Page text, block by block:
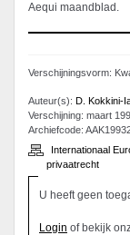
Aequi maandblad.
Verschijningsvorm:
Auteur(s): D. Kokkini-
Verschijning: maart
Archiefcode:
Internationaal
privaatrecht
U heeft geen
Login of bekijk